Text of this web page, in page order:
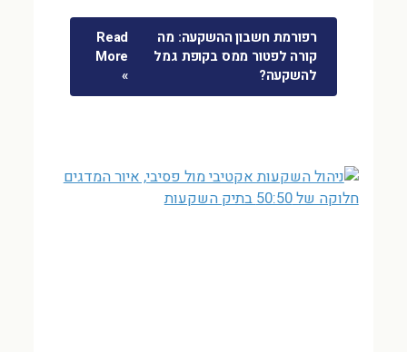
רפורמת חשבון ההשקעה: מה
קורה לפטור ממס בקופת גמל
להשקעה?
Read
More
»